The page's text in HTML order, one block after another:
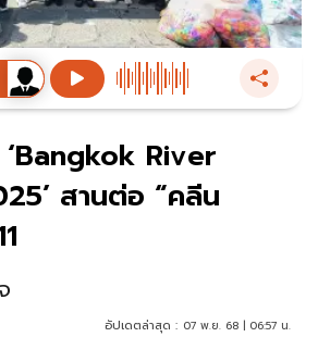
River
สานต่อ “คลีน
อัปเดตล่าสุด : 07 พ.ย. 68 | 06:57 น.